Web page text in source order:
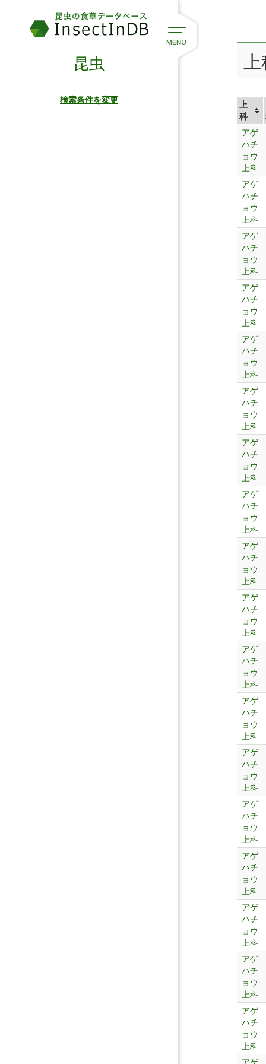
上
科
アゲ
ハチ
ョウ
上科
アゲ
ハチ
ョウ
上科
アゲ
ハチ
ョウ
上科
アゲ
ハチ
ョウ
上科
アゲ
ハチ
ョウ
上科
アゲ
ハチ
ョウ
上科
アゲ
ハチ
ョウ
上科
アゲ
ハチ
ョウ
上科
アゲ
ハチ
ョウ
上科
アゲ
ハチ
ョウ
上科
アゲ
ハチ
ョウ
上科
アゲ
ハチ
ョウ
上科
アゲ
ハチ
ョウ
上科
アゲ
ハチ
ョウ
上科
アゲ
ハチ
ョウ
上科
アゲ
ハチ
ョウ
上科
アゲ
ハチ
ョウ
上科
アゲ
ハチ
ョウ
上科
昆虫
検索条件を変更